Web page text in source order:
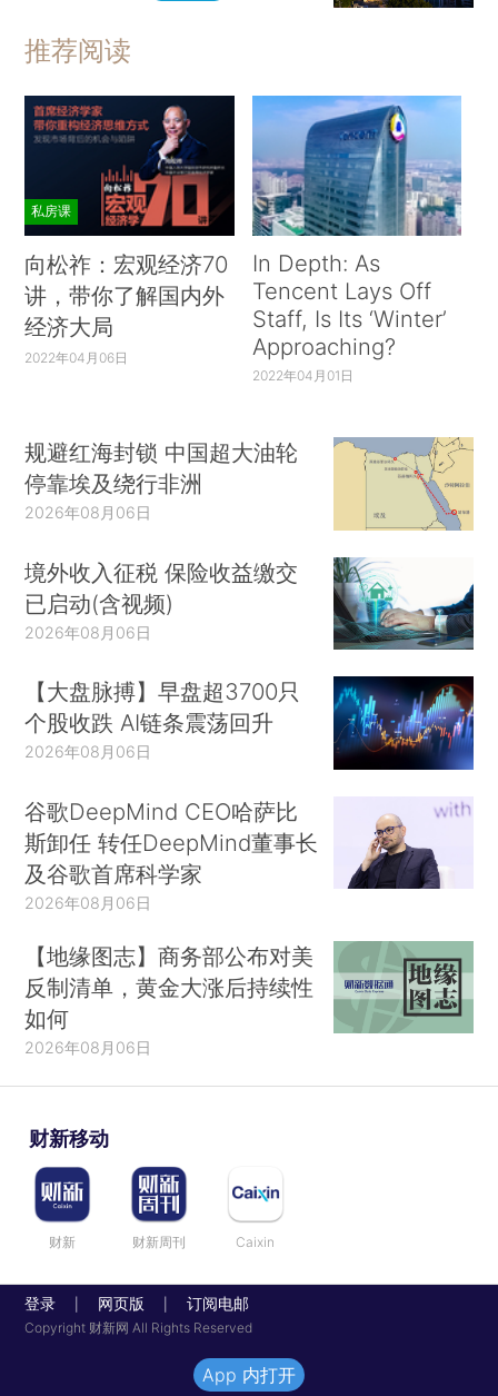
推荐阅读
私房课
向松祚：宏观经济70
讲，带你了解国内外
经济大局
2022年04月06日
In Depth: As
Tencent Lays Off
Staff, Is Its ‘Winter’
Approaching?
2022年04月01日
规避红海封锁 中国超大油轮
停靠埃及绕行非洲
2026年08月06日
境外收入征税 保险收益缴交
已启动(含视频)
2026年08月06日
【大盘脉搏】早盘超3700只
个股收跌 AI链条震荡回升
2026年08月06日
谷歌DeepMind CEO哈萨比
斯卸任 转任DeepMind董事长
及谷歌首席科学家
2026年08月06日
【地缘图志】商务部公布对美
反制清单，黄金大涨后持续性
如何
2026年08月06日
财新移动
财新 财新周刊 Caixin
登录 网页版 订阅电邮
Copyright 财新网 All Rights Reserved
App 内打开